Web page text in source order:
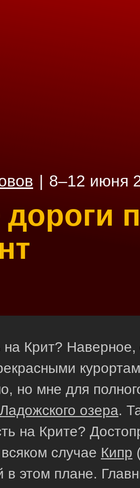
| 8–12 июня
Крит? Наверное,
но мне для
Ладожского озера.
на Крите?
случае Кипр
в этом плане.